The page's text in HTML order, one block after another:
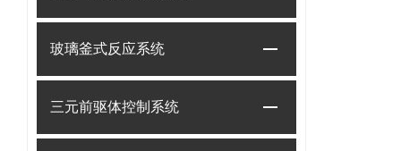
玻璃釜式反应系统
三元前驱体控制系统